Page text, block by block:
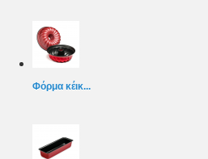
Φόρμα κέικ...